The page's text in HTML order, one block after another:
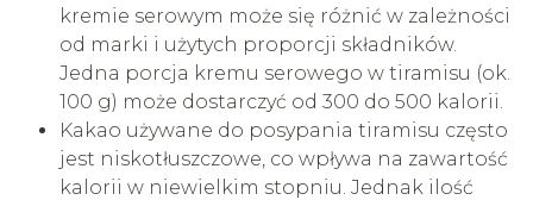
kremie serowym może się różnić w zależności
od marki i użytych proporcji składników.
Jedna porcja kremu serowego w tiramisu (ok.
100 g) może dostarczyć od 300 do 500 kalorii.
Kakao używane do posypania tiramisu często
jest niskotłuszczowe, co wpływa na zawartość
kalorii w niewielkim stopniu. Jednak ilość